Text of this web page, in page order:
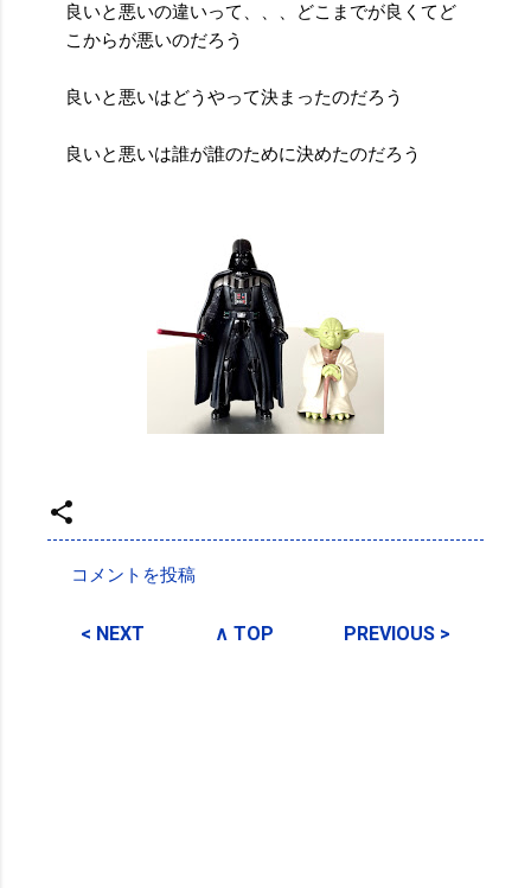
良いと悪いの違いって、、、どこまでが良くてど
こからが悪いのだろう
良いと悪いはどうやって決まったのだろう
良いと悪いは誰が誰のために決めたのだろう
メ
コメントを投稿
< NEXT ∧ TOP PREVIOUS >